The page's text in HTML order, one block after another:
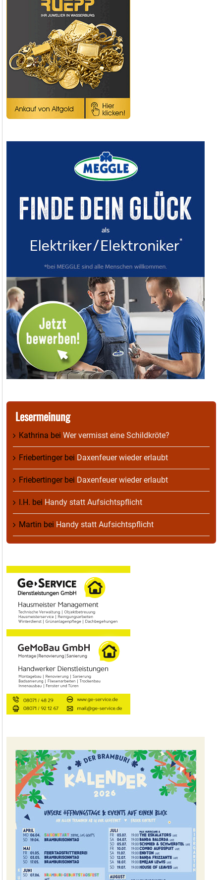
Lesermeinung
Kathrina bei Wer vermisst eine Schildkröte?
Friebertingerbei Daxenfeuer wieder erlaubt
Friebertingerbei Daxenfeuer wieder erlaubt
I.H. bei Handy statt Aufsichtspflicht
Martin bei Handy statt Aufsichtspflicht